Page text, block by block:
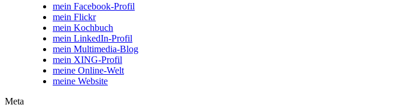
mein Facebook-Profil
mein Flickr
mein Kochbuch
mein LinkedIn-Profil
mein Multimedia-Blog
mein XING-Profil
meine Online-Welt
meine Website
Meta